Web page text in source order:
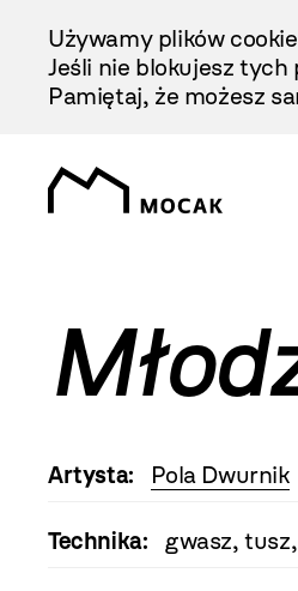
Treści
Używamy plików
Jeśli nie blokujesz tych
Pamiętaj, że możesz
Artysta: Pola Dwurnik
Technika: gwasz,